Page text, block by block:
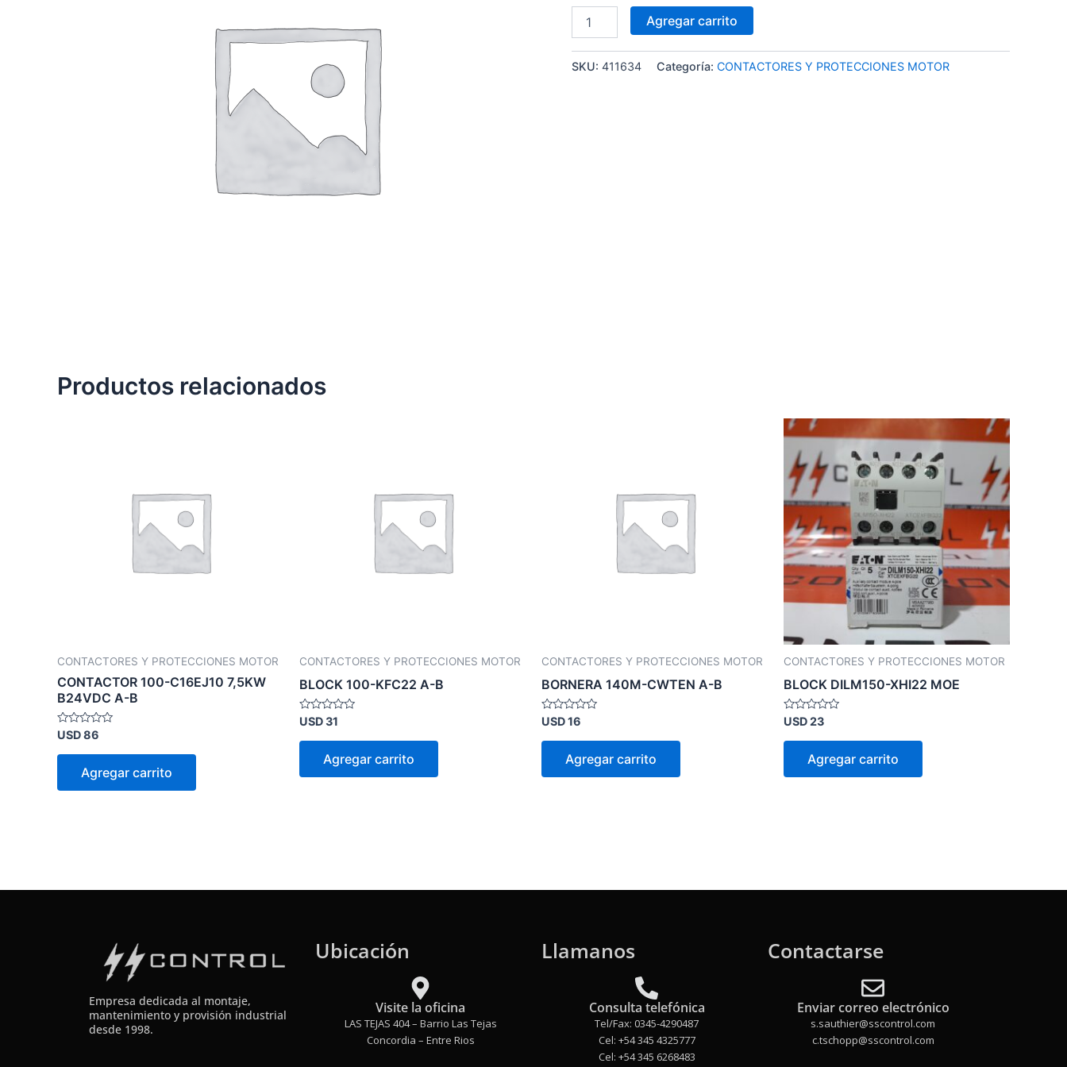
Agregar carrito
SKU: 411634 Categoría: CONTACTORES Y PROTECCIONES MOTOR
Productos relacionados
CONTACTORES Y PROTECCIONES MOTOR
CONTACTOR 100-C16EJ10 7,5KW
B24VDC A-B
Valorado
0
USD86
Agregar carrito
CONTACTORES Y PROTECCIONES MOTOR
BLOCK 100-KFC22 A-B
Valorado
0
USD31
Agregar carrito
CONTACTORES Y PROTECCIONES MOTOR
BORNERA 140M-CWTEN A-B
Valorado
0
USD16
Agregar carrito
CONTACTORES Y PROTECCIONES MOTOR
BLOCK DILM150-XHI22 MOE
Valorado
0
USD23
Agregar carrito
Empresa dedicada al montaje,
mantenimiento y provisión industrial
desde 1998.
Ubicación
Visite la oficina
LAS TEJAS 404 – Barrio Las Tejas
Concordia – Entre Rios
Llamanos
Consulta telefónica
Tel/Fax: 0345-4290487
Cel: +54 345 4325777
Cel: +54 345 6268483
Contactarse
Enviar correo electrónico
s.sauthier@sscontrol.com
c.tschopp@sscontrol.com